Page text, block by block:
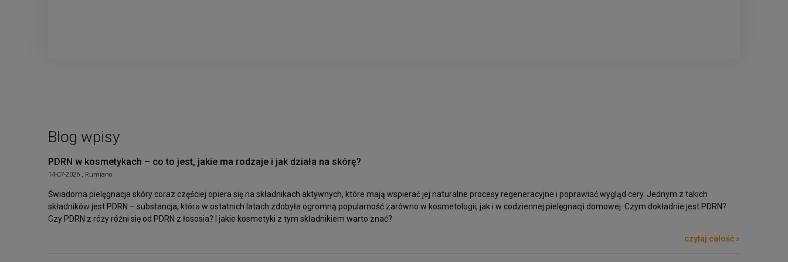
Blog wpisy
PDRN w kosmetykach – co to jest, jakie ma rodzaje i jak działa na skórę?
14-07-2026 , Rumiano
Świadoma pielęgnacja skóry coraz częściej opiera się na składnikach aktywnych, które mają wspierać jej naturalne procesy regeneracyjne i poprawiać wygląd cery. Jednym z takich
składników jest PDRN – substancja, która w ostatnich latach zdobyła ogromną popularność zarówno w kosmetologii, jak i w codziennej pielęgnacji domowej. Czym dokładnie jest PDRN?
Czy PDRN z róży różni się od PDRN z łososia? I jakie kosmetyki z tym składnikiem warto znać?
czytaj całość »